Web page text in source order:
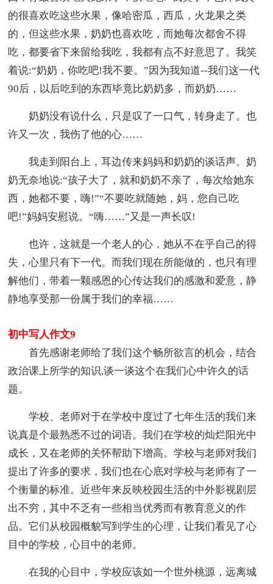
的很喜欢吃这些水果，像哈密瓜，西瓜，火龙果之类
的，但这些水果，奶奶也喜欢吃，而她每次都舍不得
吃，都要省下来留给我吃，我都有点不好意思了。我笑
着说:“奶奶，你吃吧!我不要。”因为我知道--我们这一代
90后，以后吃到的东西毕竟比奶奶多，而奶奶……
奶奶没有说什么，只是叹了一口气，转身走了。也
许又一次，我伤了他的心……
我走到阳台上，耳边传来妈妈和奶奶的谈话声。奶
奶无奈地说:“孩子大了，就和奶奶不亲了，每次给她东
西，她都不要，嗨!”“不要吃就随她，妈，您自己吃
吧!”妈妈安慰说。“嗨……”又是一声长叹!
也许，这就是一个老人的心，她从不在乎自己的得
失，心里只有下一代。而我们现在所能做的，也只有理
解他们，带着一颗感恩的心传达我们的感激和爱意，静
静地享受那一份属于我们的幸福……
初中写人作文9
首先感谢老师给了我们这个畅所欲言的机会，结合
政治课上所学的知识,谈一谈这个在我们心中许久的话
题。
学校、老师对于在学校中度过了七年生活的我们来
说真是个最熟悉不过的词语。我们在学校的灿烂阳光中
成长，又在老师的关怀帮助下增高。学校与老师对我们
提出了许多的要求，我们也在心底对学校与老师有了一
个衡量的标准。近些年来反映校园生活的中外影视剧层
出不穷，其中不乏有一些相当优秀而有教育意义的作
品。它们从校园概貌写到学生的心理，让我们看见了心
目中的学校，心目中的老师。
在我的心目中，学校应该如一个世外桃源，远离城